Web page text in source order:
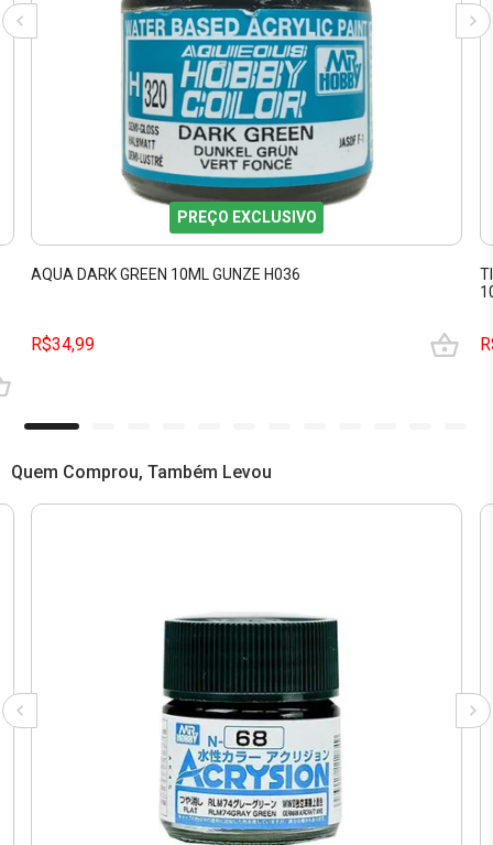
PREÇO EXCLUSIVO
AQUA DARK GREEN 10ML GUNZE H036
R$34,99
Quem Comprou, Também Levou